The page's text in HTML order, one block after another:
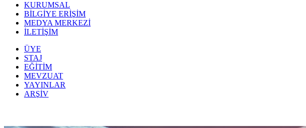
KURUMSAL
BİLGİYE ERİŞİM
MEDYA MERKEZİ
İLETİŞİM
ÜYE
STAJ
EĞİTİM
MEVZUAT
YAYINLAR
ARŞİV